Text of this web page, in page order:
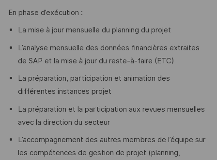
En phase d’exécution :
La mise à jour mensuelle du planning du projet
L’analyse mensuelle des données financières extraites
de SAP et la mise à jour du reste-à-faire (ETC)
La préparation, participation et animation des
différentes instances projet
La préparation et la participation aux revues mensuelles
avec la direction du secteur
L’accompagnement des autres membres de l’équipe sur
les compétences de gestion de projet (planning,